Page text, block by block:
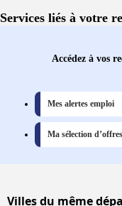
Services liés à votre
Accédez à vos
Mes alertes emploi
Ma sélection d’offres
Villesdu même